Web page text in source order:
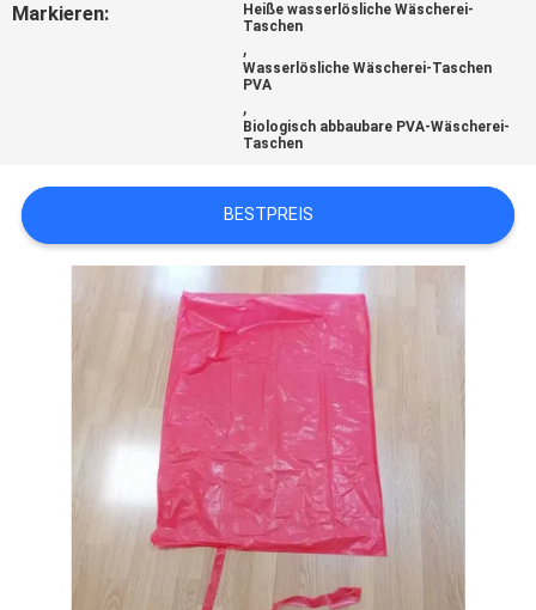
SITEMAP
Markieren:
Heiße wasserlösliche Wäscherei-
Taschen
,
Wasserlösliche Wäscherei-Taschen
PVA
,
Biologisch abbaubare PVA-Wäscherei-
Taschen
BESTPREIS